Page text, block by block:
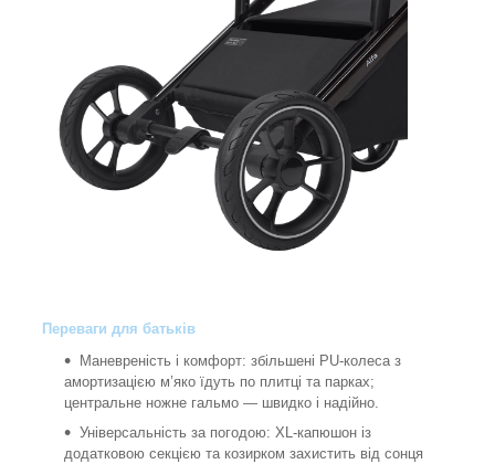
Переваги для батьків
Маневреність і комфорт: збільшені PU-колеса з
амортизацією м’яко їдуть по плитці та парках;
центральне ножне гальмо — швидко і надійно.
Універсальність за погодою: XL-капюшон із
додатковою секцією та козирком захистить від сонця